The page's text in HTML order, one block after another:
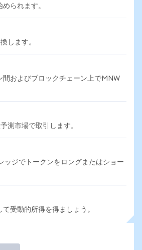
られます。
します。
間およびブロックチェーン上でMNW
測市場で取引します。
ッジでトークンをロングまたはショー
受動的所得を得ましょう。